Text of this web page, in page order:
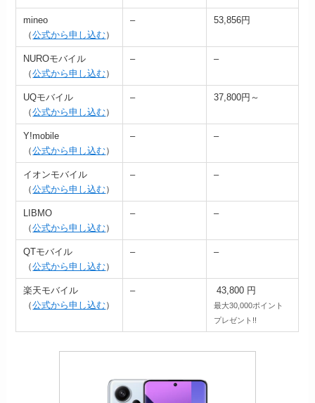
mineo
（公式から申し込む）
– 53,856円
NUROモバイル
（公式から申し込む）
– –
UQモバイル
（公式から申し込む）
– 37,800円～
Y!mobile
（公式から申し込む）
– –
イオンモバイル
（公式から申し込む）
– –
LIBMO
（公式から申し込む）
– –
QTモバイル
（公式から申し込む）
– –
楽天モバイル
（公式から申し込む）
– 43,800 円
最大30 ,000ポイント
プレゼント!!